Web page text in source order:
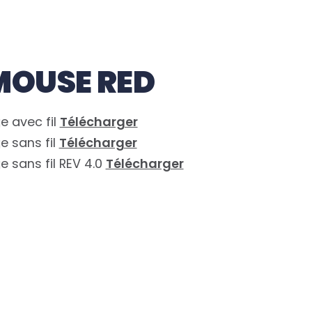
RED
avec fil Télécharger
sans fil Télécharger
sans fil REV 4.0 Télécharger